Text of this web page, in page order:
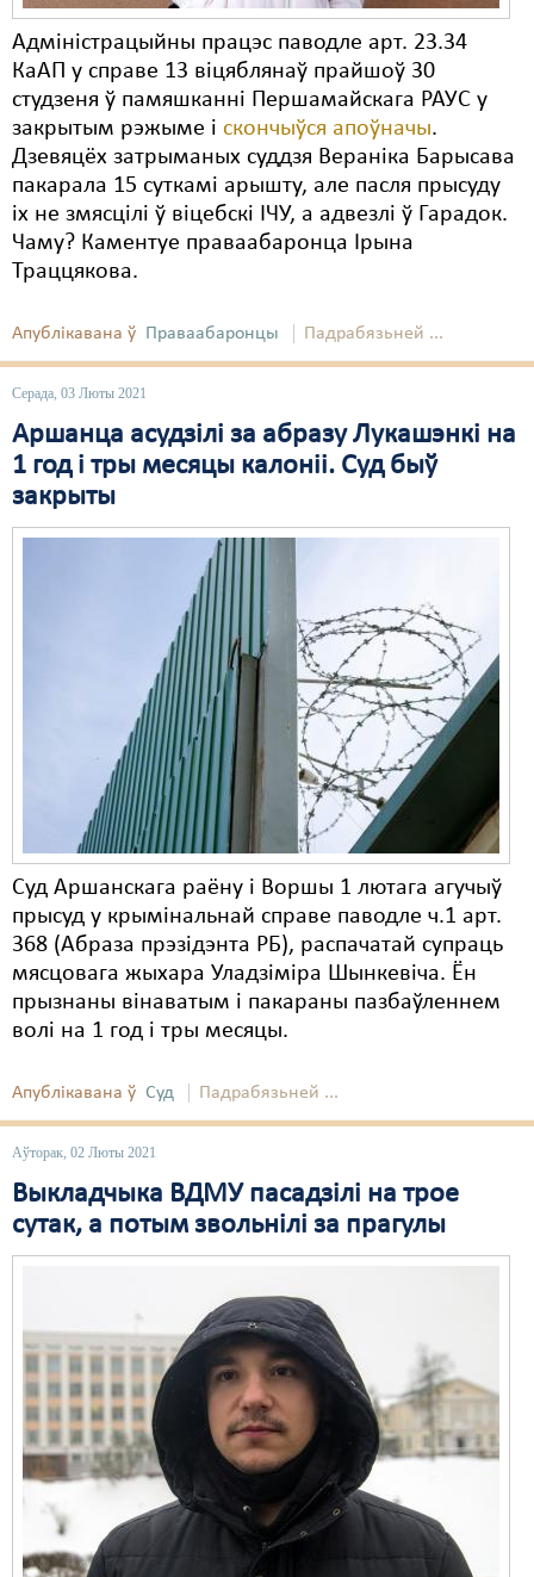
Адміністрацыйны працэс паводле арт. 23.34
КаАП у справе 13 віцяблянаў прайшоў 30
студзеня ў памяшканні Першамайскага РАУС у
закрытым рэжыме і скончыўся апоўначы.
Дзевяцёх затрыманых суддзя Вераніка Барысава
пакарала 15 суткамі арышту, але пасля прысуду
іх не змясцілі ў віцебскі ІЧУ, а адвезлі ў Гарадок.
Чаму? Каментуе праваабаронца Ірына
Траццякова.
Апублікавана ў Праваабаронцы Падрабязьней ...
Серада, 03 Люты 2021
Аршанца асудзілі за абразу Лукашэнкі на
1 год і тры месяцы калоніі. Суд быў
закрыты
Суд Аршанскага раёну і Воршы 1 лютага агучыў
прысуд у крымінальнай справе паводле ч.1 арт.
368 (Абраза прэзідэнта РБ), распачатай супраць
мясцовага жыхара Уладзіміра Шынкевіча. Ён
прызнаны вінаватым і пакараны пазбаўленнем
волі на 1 год і тры месяцы.
Апублікавана ў Суд Падрабязьней ...
Аўторак, 02 Люты 2021
Выкладчыка ВДМУ пасадзілі на трое
сутак, а потым звольнілі за прагулы